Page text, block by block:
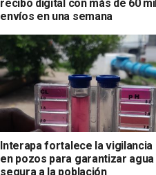
recibo digital con más de 60 mil
envíos en una semana
Interapa fortalece la vigilancia
en pozos para garantizar agua
segura a la población